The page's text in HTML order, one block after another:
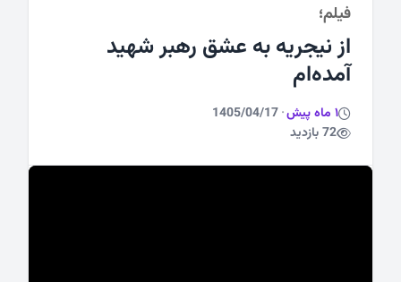
ورزشی
فیلم؛
از نیجریه به عشق رهبر شهید
آمده‌ام
1 ماه پیش ·
1405/04/17
72 بازدید